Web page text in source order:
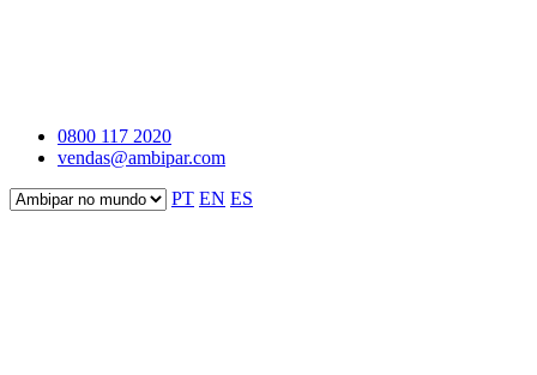
0800 117 2020
vendas@ambipar.com
PT EN ES